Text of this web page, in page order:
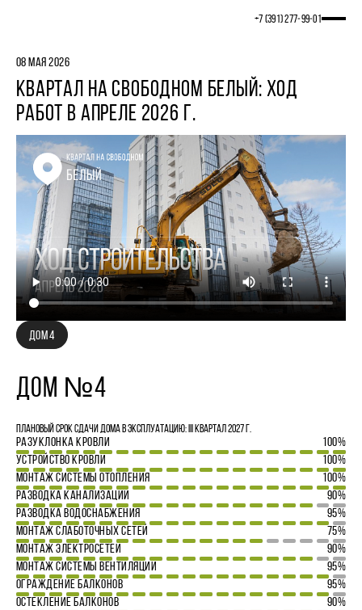
+7 (391) 277‒99‒01
08 МАЯ 2026
КВАРТАЛ НА СВОБОДНОМ БЕЛЫЙ: ХОД
РАБОТ В АПРЕЛЕ 2026 Г.
ДОМ 4
ДОМ №4
Плановый срок сдачи дома в эксплуатацию: III квартал 2027 г.
РАЗУКЛОНКА КРОВЛИ
100%
УСТРОЙСТВО КРОВЛИ
100%
МОНТАЖ СИСТЕМЫ ОТОПЛЕНИЯ
100%
РАЗВОДКА КАНАЛИЗАЦИИ
90%
РАЗВОДКА ВОДОСНАБЖЕНИЯ
95%
МОНТАЖ СЛАБОТОЧНЫХ СЕТЕЙ
75%
МОНТАЖ ЭЛЕКТРОСЕТЕЙ
90%
МОНТАЖ СИСТЕМЫ ВЕНТИЛЯЦИИ
95%
ОГРАЖДЕНИЕ БАЛКОНОВ
95%
ОСТЕКЛЕНИЕ БАЛКОНОВ
90%